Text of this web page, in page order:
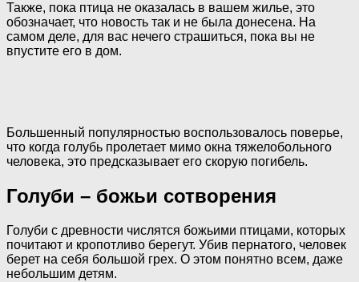
Также, пока птица не оказалась в вашем жилье, это
обозначает, что новость так и не была донесена. На
самом деле, для вас нечего страшиться, пока вы не
впустите его в дом.
Большенный популярностью воспользовалось поверье,
что когда голубь пролетает мимо окна тяжелобольного
человека, это предсказывает его скорую погибель.
Голуби – божьи сотворения
Голуби с древности числятся божьими птицами, которых
почитают и кропотливо берегут. Убив пернатого, человек
берет на себя большой грех. О этом понятно всем, даже
небольшим детям.